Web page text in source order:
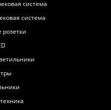
система
система
розетки